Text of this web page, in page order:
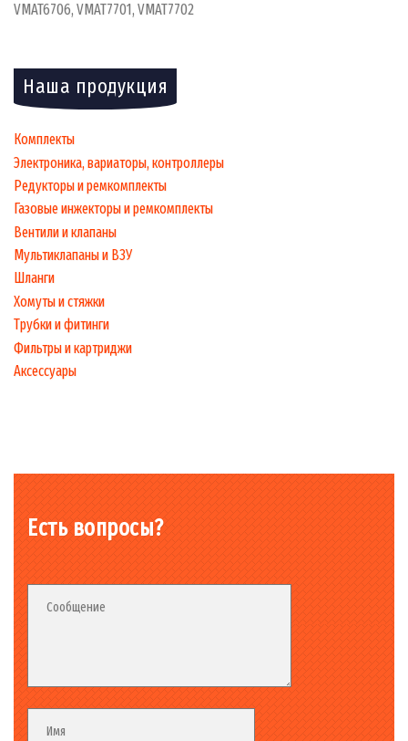
VMAT6706, VMAT7701, VMAT7702
Наша продукция
Комплекты
Электроника, вариаторы, контроллеры
Редукторы и ремкомплекты
Газовые инжекторы и ремкомплекты
Вентили и клапаны
Мультиклапаны и ВЗУ
Шланги
Хомуты и стяжки
Трубки и фитинги
Фильтры и картриджи
Аксессуары
Есть вопросы?
Fieldset
Сообщение
Fieldset
Имя